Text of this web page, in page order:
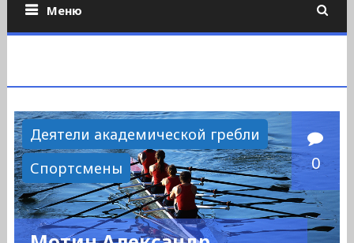
Меню
Деятели академической гребли
Спортсмены
0